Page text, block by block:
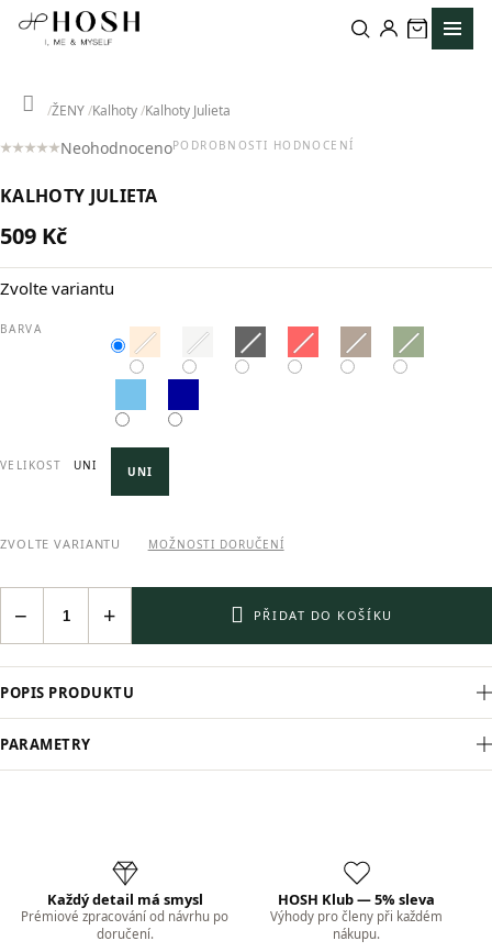
Přejít
Domů
ŽENY Kalhoty Kalhoty Julieta
Průměrné
produktu
0,0
5
NeohodnocenoPODROBNOSTI HODNOCENÍ
KALHOTY JULIETA
509 Kč
cena:
Zvolte variantu
BARVA
VELIKOST UNI UNI
ZVOLTE VARIANTU MOŽNOSTI DORUČENÍ
+
− PŘIDAT DO KOŠÍKU
POPIS PRODUKTU
PARAMETRY
Každý detail má smysl
Prémiové zpracování od návrhu po
doručení.
HOSH Klub — 5% sleva
Výhody pro členy při každém
nákupu.